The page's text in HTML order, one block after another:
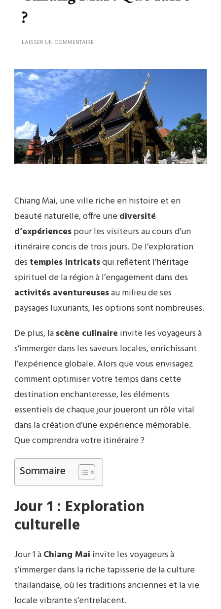
?
LAISSER UN COMMENTAIRESUR
3
JOURS
CHIANG
MAI
:
QUE
FAIRE
?
Chiang Mai, une ville riche en histoire et en
beauté naturelle, offre une diversité
d’expériencespour les visiteurs au cours d’un
itinéraire concis de trois jours. De l’exploration
des temples intricatsqui reflètent l’héritage
spirituel de la région à l’engagement dans des
activités aventureusesau milieu de ses
paysages luxuriants, les options sont nombreuses.
De plus, lascène culinaire invite les voyageurs à
s’immerger dans les saveurs locales, enrichissant
l’expérience globale. Alors que vous envisagez
comment optimiser votre temps dans cette
destination enchanteresse, les éléments
essentiels de chaque jour joueront un rôle vital
dans la création d’une expérience mémorable.
Que comprendra votre itinéraire ?
Sommaire
Jour 1 : Exploration
culturelle
Jour 1 àChiang Mai invite les voyageurs à
s’immerger dans la riche tapisserie de la culture
thaïlandaise, où les traditions anciennes et la vie
locale vibrante s’entrelacent.